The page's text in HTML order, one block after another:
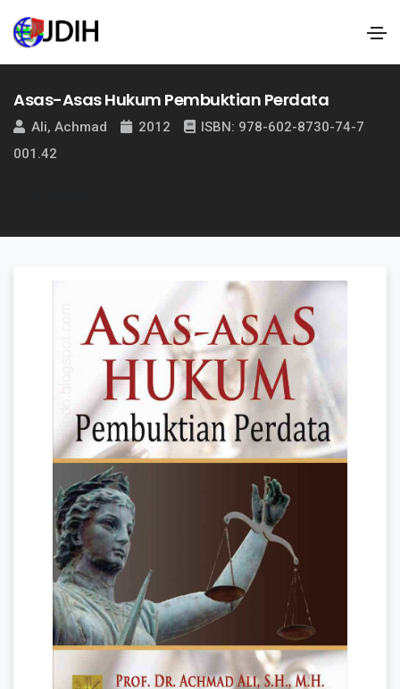
Asas-Asas Hukum Pembuktian Perdata
Ali, Achmad 2012
ISBN: 978-602-8730-74-7
001.42